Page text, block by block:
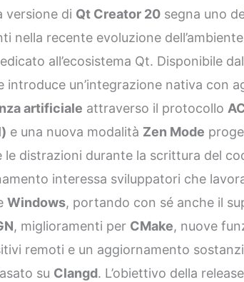
versione di Qt Creator 20 segna uno
nella recente evoluzione
all’ecosistema Qt. Disponibile dal
introduce un’integrazione nativa con
artificiale attraverso il protocollo
e una nuova modalità Zen Mode
le distrazioni durante la scrittura del
interessa sviluppatori che
Windows, portando con sé anche il
, miglioramenti per CMake, nuove
remoti e un aggiornamento
su Clangd. L’obiettivo della